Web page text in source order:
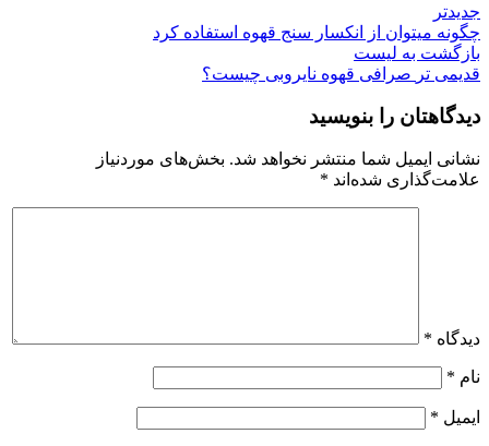
جدیدتر
چگونه میتوان از انکسار سنج قهوه استفاده کرد
بازگشت به لیست
قدیمی تر صرافی قهوه نایروبی چیست؟
دیدگاهتان را بنویسید
نشانی ایمیل شما منتشر نخواهد شد. بخش‌های موردنیاز
علامت‌گذاری شده‌اند *
دیدگاه *
نام *
ایمیل *